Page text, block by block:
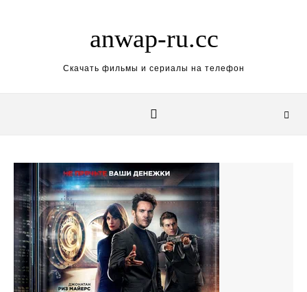
anwap-ru.cc
Скачать фильмы и сериалы на телефон